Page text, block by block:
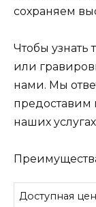
сохраняем
Чтобы узнать
или
нами. Мы
наших
Доступная